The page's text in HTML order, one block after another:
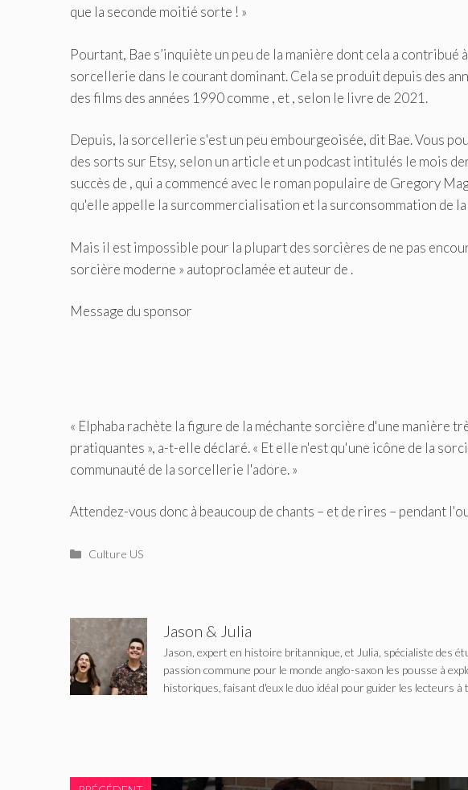
que la seconde moitié sorte ! »
Pourtant, Bae s’inquiète un peu de la manière dont cela a
sorcellerie dans le courant dominant. Cela se produit depuis des
des films des années 1990 comme , et , selon le livre de 2021.
Depuis, la sorcellerie s'est un peu embourgeoisée, dit Bae. Vous
des sorts sur Etsy, selon un article et un podcast intitulés le mois
succès de , qui a commencé avec le roman populaire de Gregory
qu'elle appelle la surcommercialisation et la surconsommation de
Mais il est impossible pour la plupart des sorcières de ne pas
sorcière moderne » autoproclamée et auteur de .
Message du sponsor
« Elphaba rachète la figure de la méchante sorcière d'une manière
pratiquantes », a-t-elle déclaré. « Et elle n'est qu'une icône de la
communauté de la sorcellerie l'adore. »
Attendez-vous donc à beaucoup de chants – et de rires – pendant
Catégories
Culture US
Jason & Julia
Jason, expert en histoire britannique, et Julia, spécialiste des
passion commune pour le monde anglo-saxon les pousse à
historiques, faisant d'eux le duo idéal pour guider les lecteurs